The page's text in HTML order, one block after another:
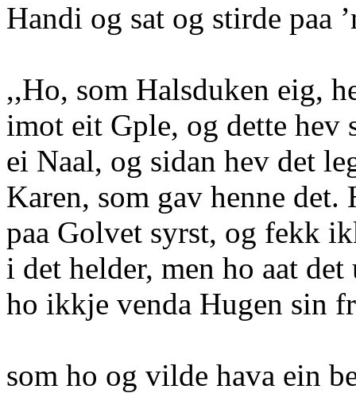
Handi og sat og stirde paa
,,Ho, som Halsduken eig,
imot eit Gple, og dette hev
ei Naal, og sidan hev det
Karen, som gav henne
paa Golvet syrst, og fekk
i det helder, men ho aat
ho ikkje venda Hugen sin
som ho og vilde hava ein